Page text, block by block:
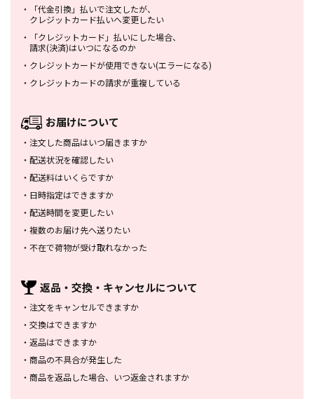
・
「代金引換」払いで注文したが、
クレジットカード払いへ変更したい
・
「クレジットカード」払いにした場合、
請求(決済)はいつになるのか
・ クレジットカードが使用できない(エラーになる)
・ クレジットカードの請求が重複している
お届けについて
・ 注文した商品はいつ届きますか
・ 配送状況を確認したい
・ 配送料はいくらですか
・ 日時指定はできますか
・ 配送時間を変更したい
・ 複数のお届け先へ送りたい
・ 不在で荷物が受け取れなかった
返品・交換・ キャンセルについて
・ 注文をキャンセルできますか
・ 交換はできますか
・ 返品はできますか
・ 商品の不具合が発生した
・ 商品を返品した場合、 いつ返金されますか